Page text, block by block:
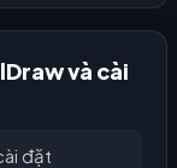
và cài
đặt